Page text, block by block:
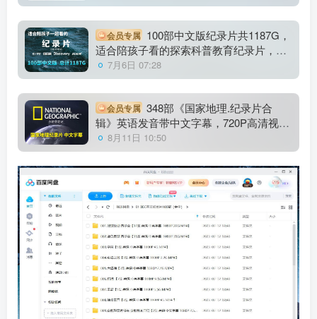
会员专属 100部中文版纪录片共1187G，
适合陪孩子看的探索科普教育纪录片，百
度云网盘下载
7月6日 07:28
会员专属 348部《国家地理.纪录片合
辑》英语发音带中文字幕，720P高清视
频，百度云网盘下载！
8月11日 10:50